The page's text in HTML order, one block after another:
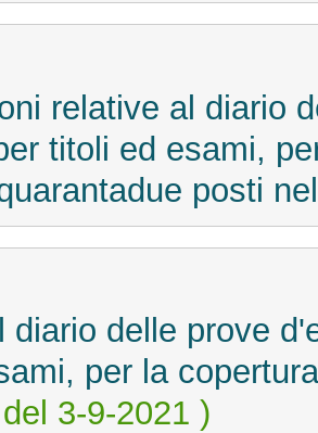
relative al diario
titoli ed esami,
posti
diario delle prove
per la
3-9-2021 )